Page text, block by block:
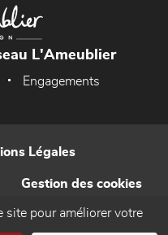
L'Ameublier
Engagements
Légales
Gestion des cookies
site pour améliorer votre